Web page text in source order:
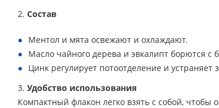
2. Состав
Ментол и мята освежают и охлаждают.
Масло чайного дерева и эвкалипт борются с
Цинк регулирует потоотделение и устраняет
3. Удобство использования
Компактный флакон легко взять с собой, чтобы